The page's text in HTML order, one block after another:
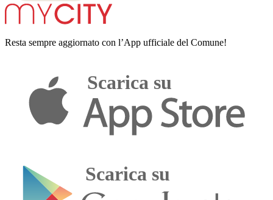
Resta sempre aggiornato con l’App ufficiale del Comune!